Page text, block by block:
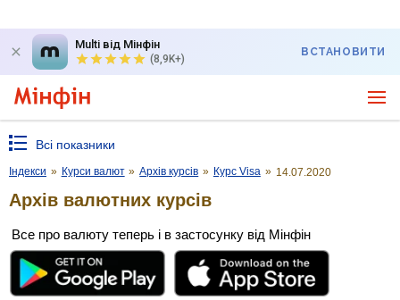
Multi від Мінфін
(8,9K+)
ВСТАНОВИТИ
Всі показники
Індекси » Курси валют » Архів курсів » Курс Visa » 14.07.2020
Архів валютних курсів
Все про валюту теперь і в застосунку від Мінфін